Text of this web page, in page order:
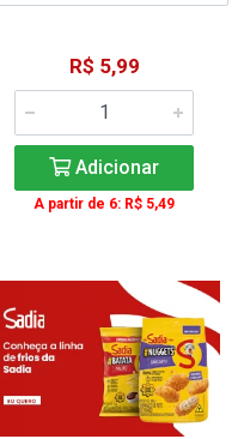
R$ 5,99
Adicionar
A partir de 6: R$ 5,49